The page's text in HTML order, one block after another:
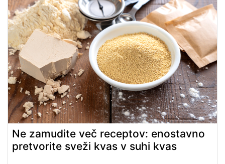
Ne zamudite več receptov: enostavno
pretvorite sveži kvas v suhi kvas